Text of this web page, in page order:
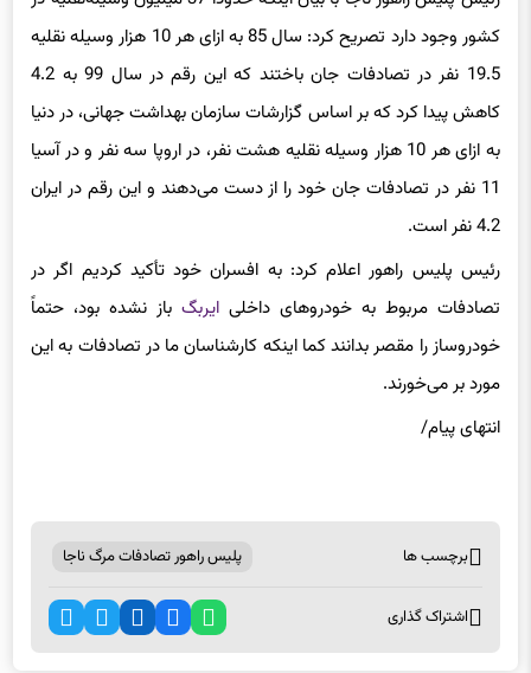
19.5 نفر در تصادفات جان باختند‌ که این رقم در سال 99 به 4.2
کاهش پیدا کرد که بر اساس گزارشات سازمان بهداشت جهانی، در دنیا
به ازای هر 10 هزار وسیله نقلیه هشت نفر، در اروپا سه نفر و در آسیا
11 نفر در تصادفات جان خود را از دست می‌دهند و این رقم در ایران
4.2 نفر است.
رئیس پلیس راهور اعلام کرد: به افسران خود تأکید کردیم اگر در
تصادفات مربوط به خودروهای داخلیایربگباز نشده بود، حتماً
خودروساز را مقصر بدانند کما اینکه کارشناسان ما در تصادفات به این
مورد بر می‌خورند.
انتهای پیام/